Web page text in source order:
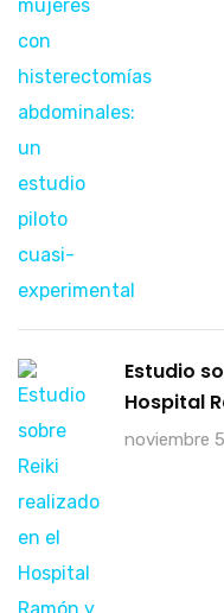
Estudio
Hospital
noviembre